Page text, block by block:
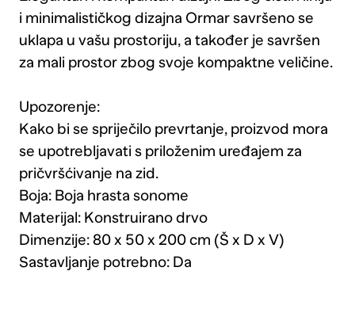
i minimalističkog dizajna Ormar savršeno se
uklapa u vašu prostoriju, a također je savršen
za mali prostor zbog svoje kompaktne veličine.
Upozorenje:
Kako bi se spriječilo prevrtanje, proizvod mora
se upotrebljavati s priloženim uređajem za
pričvršćivanje na zid.
Boja: Boja hrasta sonome
Materijal: Konstruirano drvo
Dimenzije: 80 x 50 x 200 cm (Š x D x V)
Sastavljanje potrebno: Da